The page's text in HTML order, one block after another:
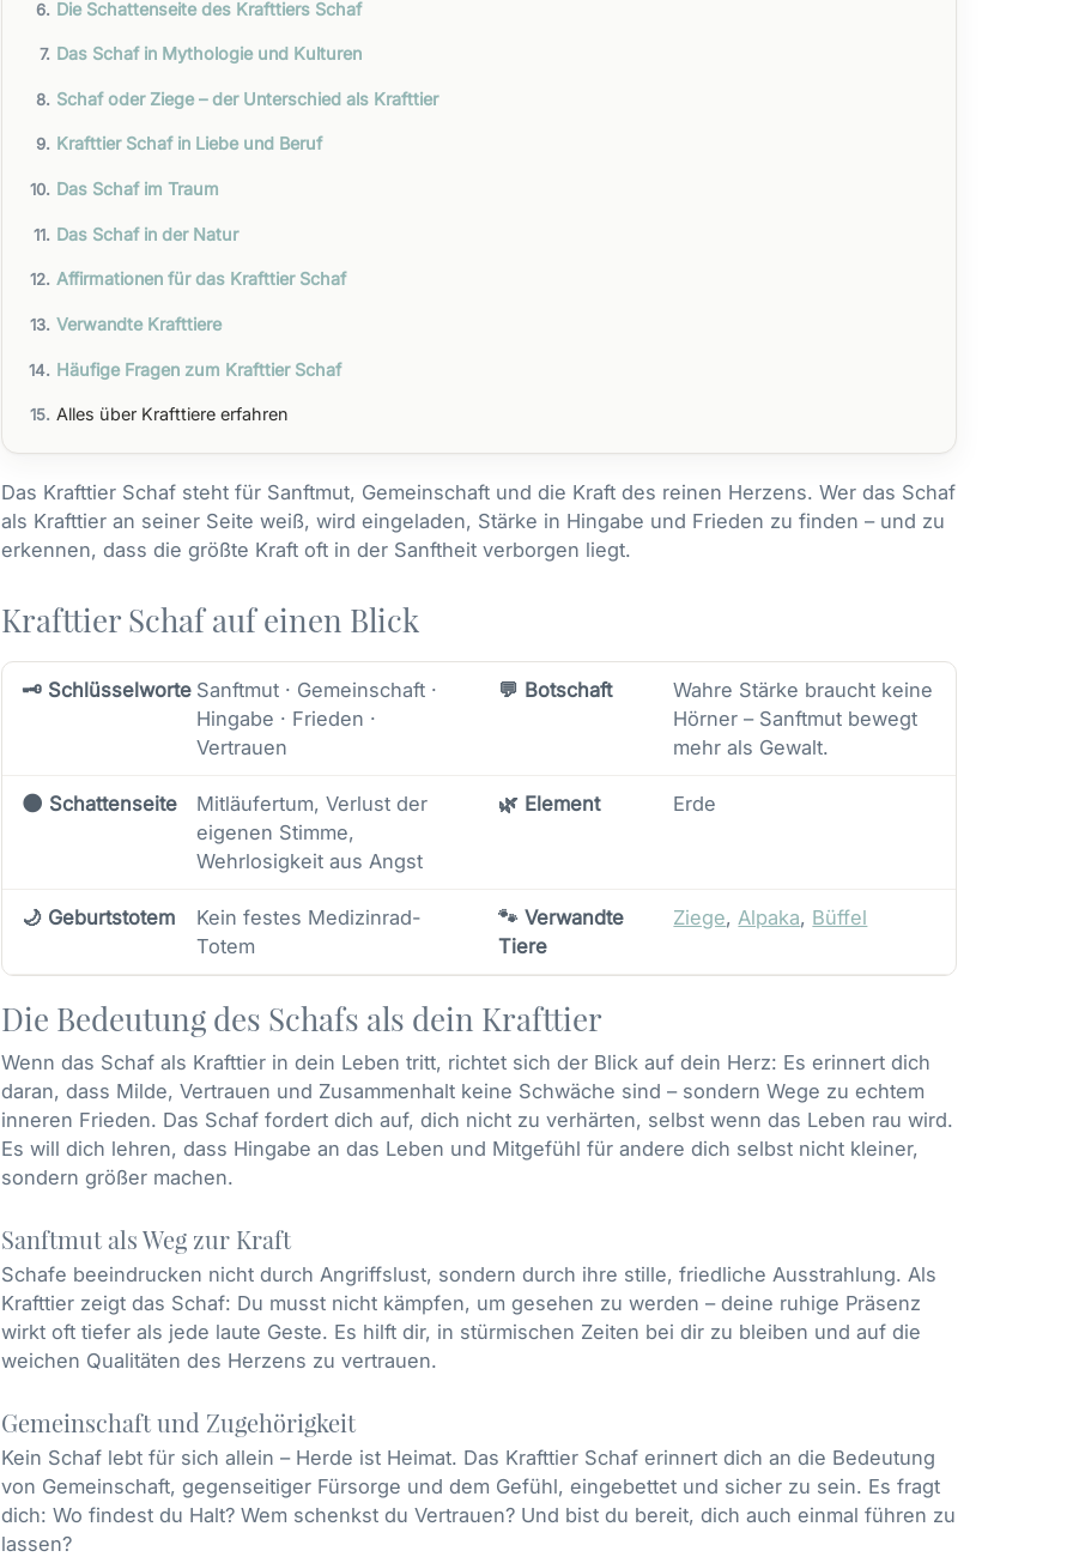
Die Schattenseite des Krafttiers Schaf
Das Schaf in Mythologie und Kulturen
Schaf oder Ziege – der Unterschied als Krafttier
Krafttier Schaf in Liebe und Beruf
Das Schaf im Traum
Das Schaf in der Natur
Affirmationen für das Krafttier Schaf
Verwandte Krafttiere
Häufige Fragen zum Krafttier Schaf
Alles über Krafttiere erfahren
Das Krafttier Schaf steht für Sanftmut, Gemeinschaft und die Kraft des reinen Herzens. Wer das Schaf
als Krafttier an seiner Seite weiß, wird eingeladen, Stärke in Hingabe und Frieden zu finden – und zu
erkennen, dass die größte Kraft oft in der Sanftheit verborgen liegt.
Krafttier Schaf auf einen Blick
🗝️ Schlüsselworte Sanftmut · Gemeinschaft ·
Hingabe · Frieden ·
Vertrauen
💬 Botschaft
Wahre Stärke braucht keine
Hörner – Sanftmut bewegt
mehr als Gewalt.
🌑 Schattenseite
Mitläufertum, Verlust der
eigenen Stimme,
Wehrlosigkeit aus Angst
🌿 Element Erde
🌙 Geburtstotem
Kein festes Medizinrad-
Totem
🐾 Verwandte
Tiere
Ziege, Alpaka, Büffel
Die Bedeutung des Schafs als dein Krafttier
Wenn das Schaf als Krafttier in dein Leben tritt, richtet sich der Blick auf dein Herz: Es erinnert dich
daran, dass Milde, Vertrauen und Zusammenhalt keine Schwäche sind – sondern Wege zu echtem
inneren Frieden. Das Schaf fordert dich auf, dich nicht zu verhärten, selbst wenn das Leben rau wird.
Es will dich lehren, dass Hingabe an das Leben und Mitgefühl für andere dich selbst nicht kleiner,
sondern größer machen.
Sanftmut als Weg zur Kraft
Schafe beeindrucken nicht durch Angriffslust, sondern durch ihre stille, friedliche Ausstrahlung. Als
Krafttier zeigt das Schaf: Du musst nicht kämpfen, um gesehen zu werden – deine ruhige Präsenz
wirkt oft tiefer als jede laute Geste. Es hilft dir, in stürmischen Zeiten bei dir zu bleiben und auf die
weichen Qualitäten des Herzens zu vertrauen.
Gemeinschaft und Zugehörigkeit
Kein Schaf lebt für sich allein – Herde ist Heimat. Das Krafttier Schaf erinnert dich an die Bedeutung
von Gemeinschaft, gegenseitiger Fürsorge und dem Gefühl, eingebettet und sicher zu sein. Es fragt
dich: Wo findest du Halt? Wem schenkst du Vertrauen? Und bist du bereit, dich auch einmal führen zu
lassen?